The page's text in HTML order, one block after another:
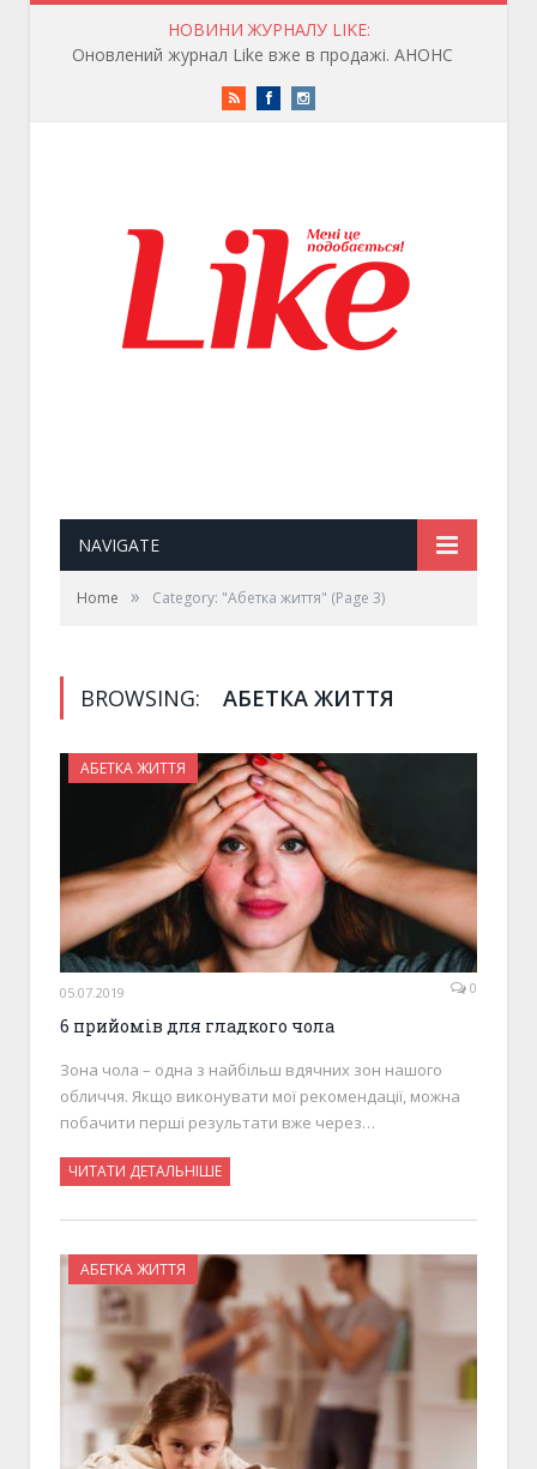
НОВИНИ ЖУРНАЛУ LIKE:
Оновлений журнал Like вже в продажі. АНОНС
RSS FacebookInstagram
NAVIGATE
Home » Category: "Абетка життя" (Page 3)
BROWSING: АБЕТКА ЖИТТЯ
АБЕТКА ЖИТТЯ
05.07.2019 0
6 прийомів для гладкого чола
Зона чола – одна з найбільш вдячних зон нашого
обличчя. Якщо виконувати мої рекомендації, можна
побачити перші результати вже через…
ЧИТАТИ ДЕТАЛЬНІШЕ
АБЕТКА ЖИТТЯ